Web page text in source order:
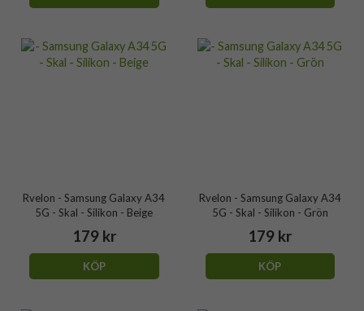
Rvelon - Samsung Galaxy A34
5G - Skal - Silikon - Beige
179 kr
KÖP
Rvelon - Samsung Galaxy A34
5G - Skal - Silikon - Grön
179 kr
KÖP